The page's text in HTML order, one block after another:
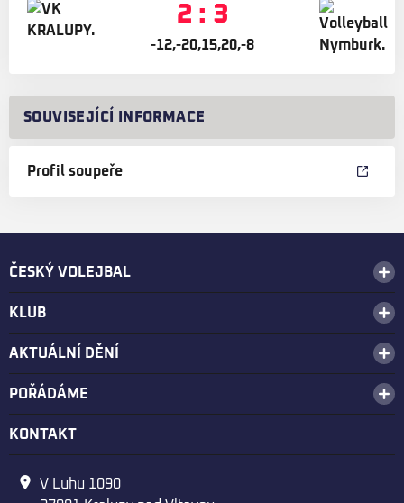
2 : 3
-12,-20,15,20,-8
SOUVISEJÍCÍ INFORMACE
Profil soupeře
ČESKÝ VOLEJBAL
KLUB
AKTUÁLNÍ DĚNÍ
POŘÁDÁME
KONTAKT
V Luhu 1090